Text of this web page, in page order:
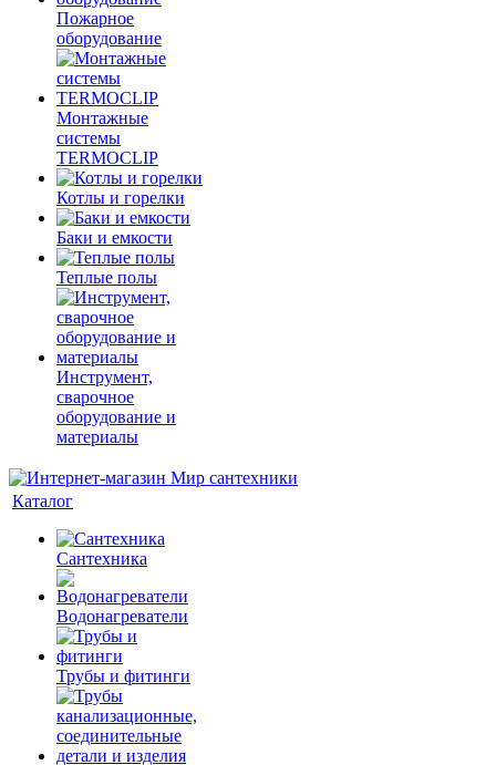
Пожарное
оборудование
Монтажные
системы
TERMOCLIP
Котлы и горелки
Баки и емкости
Теплые полы
Инструмент,
сварочное
оборудование и
материалы
Каталог
Сантехника
Водонагреватели
Трубы и фитинги